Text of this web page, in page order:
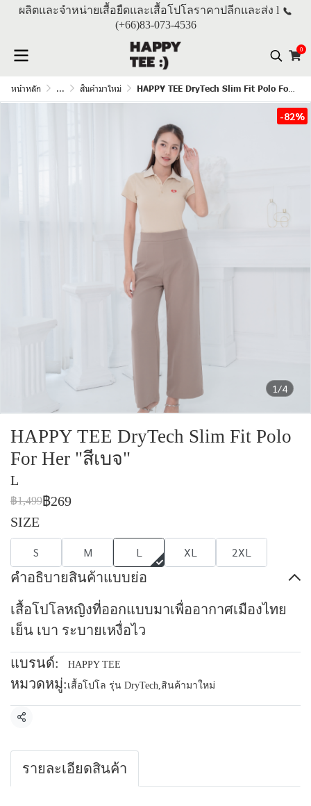
ผลิตและจำหน่ายเสื้อยืดและเสื้อโปโลราคาปลีกและส่ง l
(+66)83-073-4536
0
หน้าหลัก ... สินค้ามาใหม่ HAPPY TEE DryTech Slim Fit Polo For Her "สีเบจ"
1/4
-82%
HAPPY TEE DryTech Slim Fit Polo
For Her "สีเบจ"
L
฿1,499฿269
SIZE
S M L XL 2XL
คำอธิบายสินค้าแบบย่อ
เสื้อโปโลหญิงที่ออกแบบมาเพื่ออากาศเมืองไทย
เย็น เบา ระบายเหงื่อไว
แบรนด์: HAPPY TEE
หมวดหมู่: เสื้อโปโล รุ่น DryTech,สินค้ามาใหม่
แชร์
รายละเอียดสินค้า